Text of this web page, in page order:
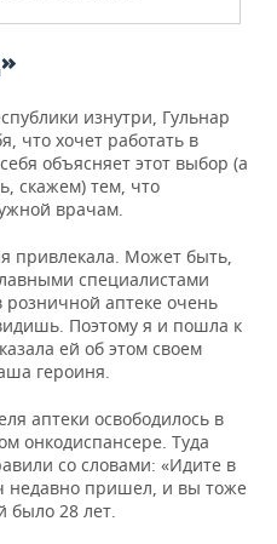
изнутри, Гульнар
что хочет работать в
объясняет этот выбор (а
скажем) тем, что
врачам.
привлекала. Может быть,
специалистами
аптеке очень
Поэтому я и пошла к
ей об этом своем
героиня.
аптеки освободилось в
онкодиспансере. Туда
со словами: «Идите в
недавно пришел, и вы тоже
было 28 лет.